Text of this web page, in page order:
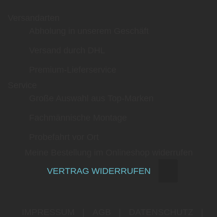
VERTRAG WIDERRUFEN